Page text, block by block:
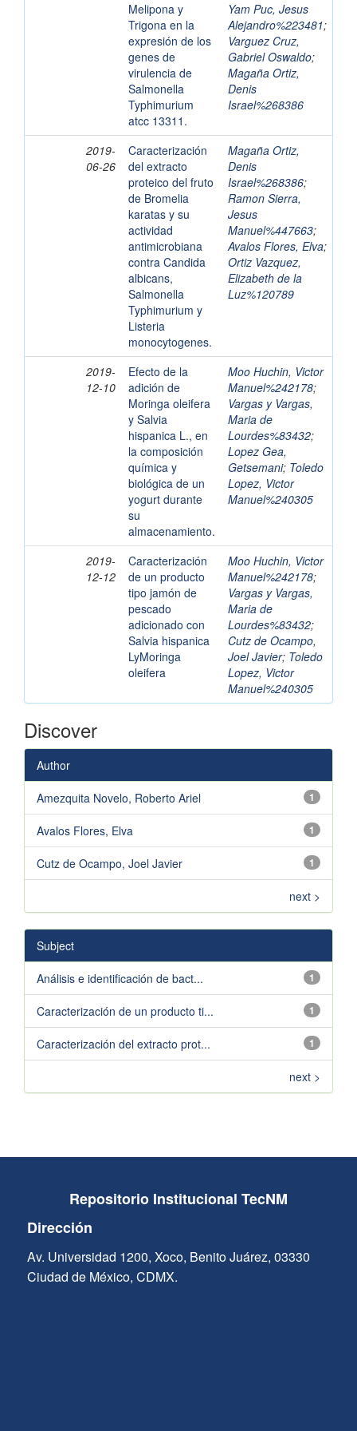
Melipona y
Trigona en la
expresión de los
genes de
virulencia de
Salmonella
Typhimurium
atcc 13311.
Yam Puc, Jesus
Alejandro%223481;
Varguez Cruz,
Gabriel Oswaldo;
Magaña Ortiz,
Denis
Israel%268386
2019-
06-26
Caracterización
del extracto
proteico del fruto
de Bromelia
karatas y su
actividad
antimicrobiana
contra Candida
albicans,
Salmonella
Typhimurium y
Listeria
monocytogenes.
Magaña Ortiz,
Denis
Israel%268386;
Ramon Sierra,
Jesus
Manuel%447663;
Avalos Flores, Elva;
Ortiz Vazquez,
Elizabeth de la
Luz%120789
2019-
12-10
Efecto de la
adición de
Moringa oleifera
y Salvia
hispanica L., en
la composición
química y
biológica de un
yogurt durante
su
almacenamiento.
Moo Huchin, Victor
Manuel%242178;
Vargas y Vargas,
Maria de
Lourdes%83432;
Lopez Gea,
Getsemani; Toledo
Lopez, Victor
Manuel%240305
2019-
12-12
Caracterización
de un producto
tipo jamón de
pescado
adicionado con
Salvia hispanica
LyMoringa
oleifera
Moo Huchin, Victor
Manuel%242178;
Vargas y Vargas,
Maria de
Lourdes%83432;
Cutz de Ocampo,
Joel Javier; Toledo
Lopez, Victor
Manuel%240305
Discover
Author
1
Amezquita Novelo, Roberto Ariel
1
Avalos Flores, Elva
1
Cutz de Ocampo, Joel Javier
next >
Subject
1
Análisis e identificación de bact...
1
Caracterización de un producto ti...
1
Caracterización del extracto prot...
next >
Repositorio Institucional TecNM
Dirección
Av. Universidad 1200, Xoco, Benito Juárez, 03330
Ciudad de México, CDMX.